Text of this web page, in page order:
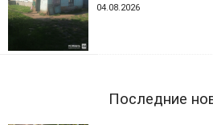
04.08.2026
Последние